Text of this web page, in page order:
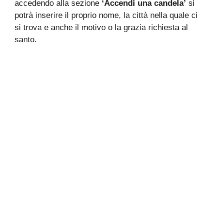
accedendo alla sezione ‘Accendi una candela’ si
potrà inserire il proprio nome, la città nella quale ci
si trova e anche il motivo o la grazia richiesta al
santo.